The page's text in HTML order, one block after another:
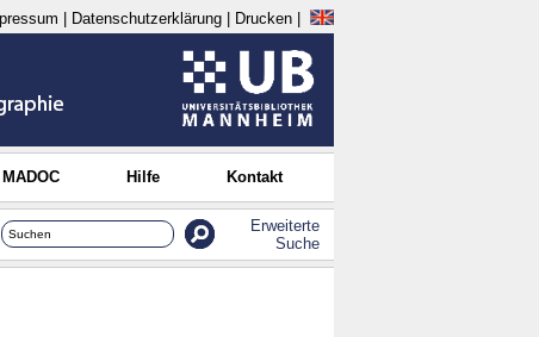
Datenschutzerklärung Drucken
Hilfe Kontakt
Erweiterte
Suche